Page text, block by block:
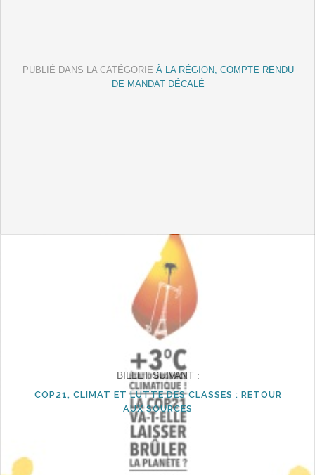
PUBLIÉ DANS LA CATÉGORIE À LA RÉGION, COMPTE RENDU
DE MANDAT DÉCALÉ
BILLET SUIVANT :
COP21, CLIMAT ET LUTTE DES CLASSES : RETOUR
AUX SOURCES